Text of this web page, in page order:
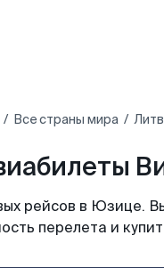
Все страны мира
рейсов в Юзице.
перелета и